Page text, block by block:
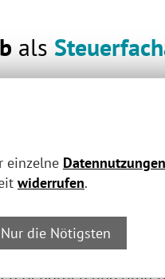
als
und den
einzelne Datennutzungen
widerrufen.
Nur die Nötigsten